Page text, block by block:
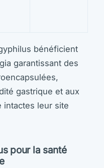
bénéficient
garantissant des
gastrique et aux
intactes leur site
pour la santé